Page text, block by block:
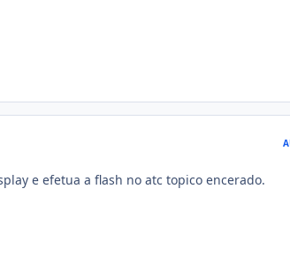
e efetua a flash no atc topico encerado.